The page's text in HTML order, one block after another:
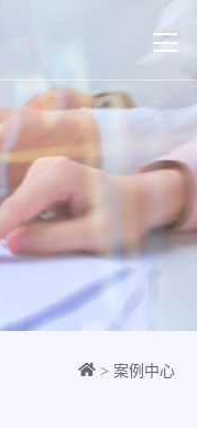
> 案例中心